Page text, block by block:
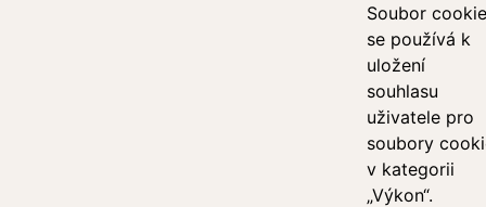
Soubor cookie
se používá k
uložení
souhlasu
uživatele pro
soubory
v kategorii
„Výkon“.